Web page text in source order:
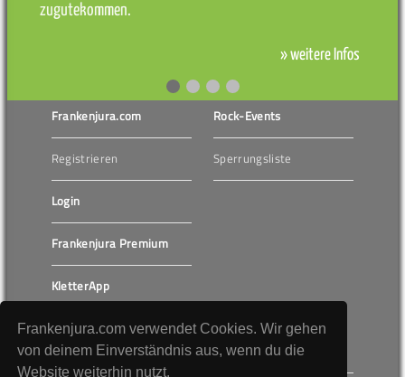
Frankenjura.com verwendet Cookies. Wir gehen
von deinem Einverständnis aus, wenn du die
Website weiterhin nutzt.
zugutekommen.
» weitere Infos
Frankenjura.com
Registrieren
Login
Frankenjura Premium
KletterApp
Rock-Events
Sperrungsliste
Bergfreunde.de Klettern Trubachtal